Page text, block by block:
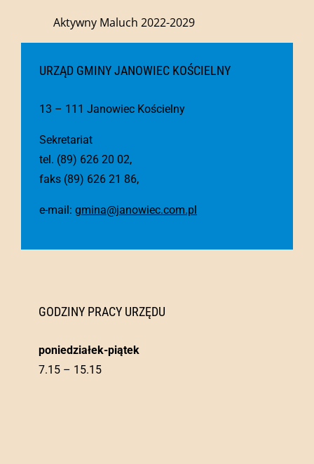
Aktywny Maluch 2022-2029
URZĄD GMINY JANOWIEC KOŚCIELNY
13 – 111 Janowiec Kościelny
Sekretariat
tel. (89) 626 20 02,
faks (89) 626 21 86,
e-mail: gmina@janowiec.com.pl
GODZINY PRACY URZĘDU
poniedziałek-piątek
7.15 – 15.15